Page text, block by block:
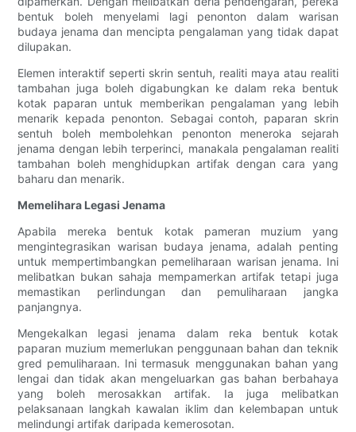
bentuk boleh menyelami lagi penonton dalam warisan
budaya jenama dan mencipta pengalaman yang tidak dapat
dilupakan.
Elemen interaktif seperti skrin sentuh, realiti maya atau realiti
tambahan juga boleh digabungkan ke dalam reka bentuk
kotak paparan untuk memberikan pengalaman yang lebih
menarik kepada penonton. Sebagai contoh, paparan skrin
sentuh boleh membolehkan penonton meneroka sejarah
jenama dengan lebih terperinci, manakala pengalaman realiti
tambahan boleh menghidupkan artifak dengan cara yang
baharu dan menarik.
Memelihara Legasi Jenama
Apabila mereka bentuk kotak pameran muzium yang
mengintegrasikan warisan budaya jenama, adalah penting
untuk mempertimbangkan pemeliharaan warisan jenama. Ini
melibatkan bukan sahaja mempamerkan artifak tetapi juga
memastikan perlindungan dan pemuliharaan jangka
panjangnya.
Mengekalkan legasi jenama dalam reka bentuk kotak
paparan muzium memerlukan penggunaan bahan dan teknik
gred pemuliharaan. Ini termasuk menggunakan bahan yang
lengai dan tidak akan mengeluarkan gas bahan berbahaya
yang boleh merosakkan artifak. Ia juga melibatkan
pelaksanaan langkah kawalan iklim dan kelembapan untuk
melindungi artifak daripada kemerosotan.